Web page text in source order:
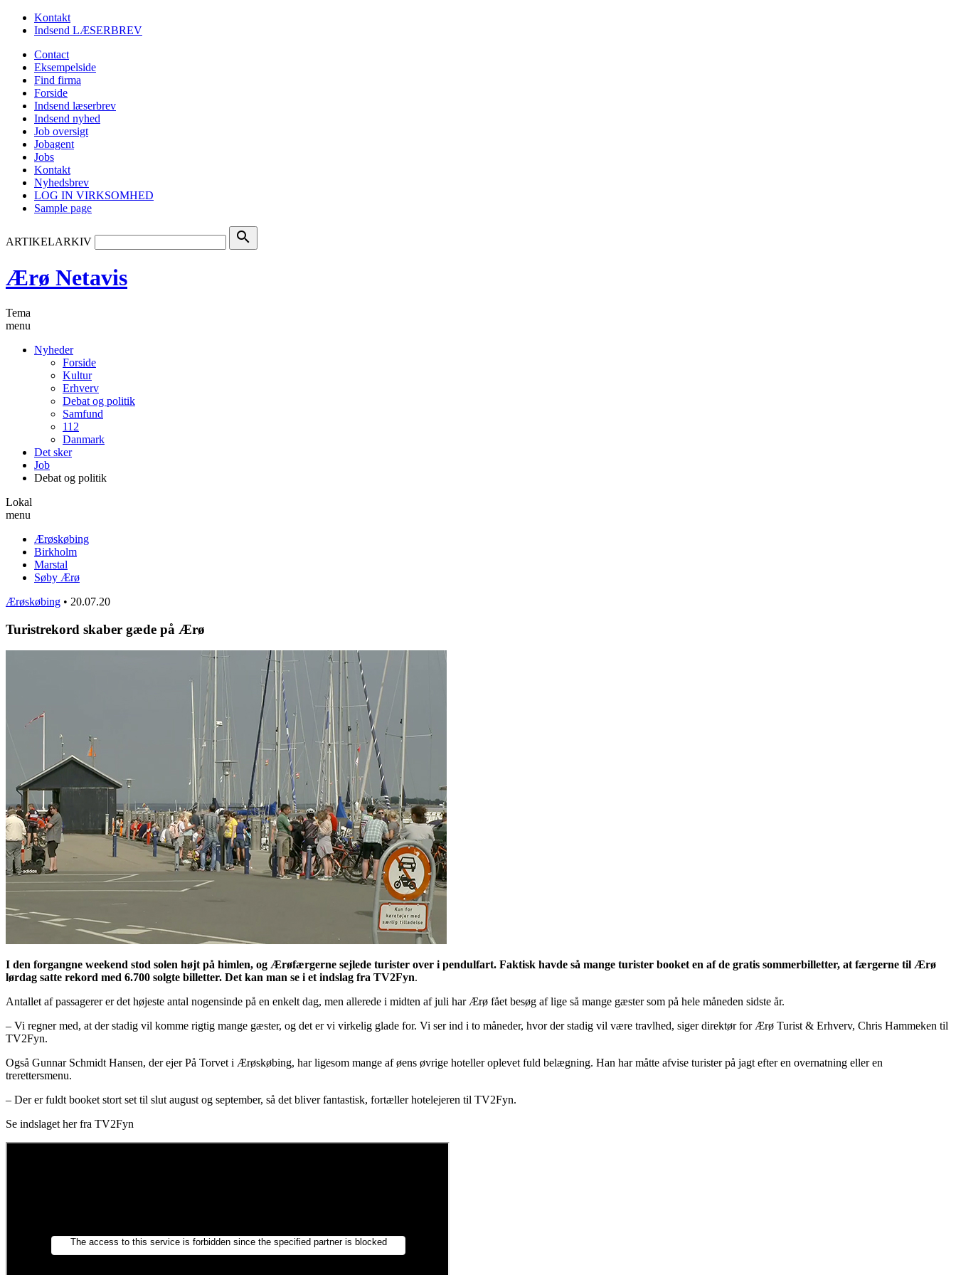
Kontakt
Indsend LÆSERBREV
Contact
Eksempelside
Find firma
Forside
Indsend læserbrev
Indsend nyhed
Job oversigt
Jobagent
Jobs
Kontakt
Nyhedsbrev
LOG IN VIRKSOMHED
Sample page
ARTIKELARKIV search
Ærø Netavis
Tema
menu
Nyheder
Forside
Kultur
Erhverv
Debat og politik
Samfund
112
Danmark
Det sker
Job
Debat og politik
Lokal
menu
Ærøskøbing
Birkholm
Marstal
Søby Ærø
Ærøskøbing • 20.07.20
Turistrekord skaber gæde på Ærø
I den forgangne weekend stod solen højt på himlen, og Ærøfærgerne sejlede turister over i pendulfart. Faktisk havde så mange turister booket en af de gratis sommerbilletter, at færgerne til Ærø
lørdag satte rekord med 6.700 solgte billetter. Det kan man se i et indslag fra TV2Fyn.
Antallet af passagerer er det højeste antal nogensinde på en enkelt dag, men allerede i midten af juli har Ærø fået besøg af lige så mange gæster som på hele måneden sidste år.
– Vi regner med, at der stadig vil komme rigtig mange gæster, og det er vi virkelig glade for. Vi ser ind i to måneder, hvor der stadig vil være travlhed, siger direktør for Ærø Turist & Erhverv, Chris Hammeken til
TV2Fyn.
Også Gunnar Schmidt Hansen, der ejer På Torvet i Ærøskøbing, har ligesom mange af øens øvrige hoteller oplevet fuld belægning. Han har måtte afvise turister på jagt efter en overnatning eller en
trerettersmenu.
– Der er fuldt booket stort set til slut august og september, så det bliver fantastisk, fortæller hotelejeren til TV2Fyn.
Se indslaget her fra TV2Fyn